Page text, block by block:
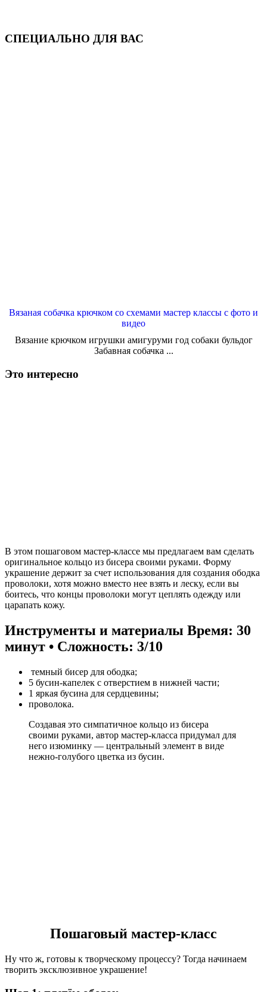
СПЕЦИАЛЬНО ДЛЯ ВАС
Вязаная собачка крючком со схемами мастер классы с фото и
видео
Вязание крючком игрушки амигуруми год собаки бульдог
Забавная собачка ...
Это интересно
В этом пошаговом мастер-классе мы предлагаем вам сделать
оригинальное кольцо из бисера своими руками. Форму
украшение держит за счет использования для создания ободка
проволоки, хотя можно вместо нее взять и леску, если вы
боитесь, что концы проволоки могут цеплять одежду или
царапать кожу.
Инструменты и материалы Время: 30
минут • Сложность: 3/10
темный бисер для ободка;
5 бусин-капелек с отверстием в нижней части;
1 яркая бусина для сердцевины;
проволока.
Создавая это симпатичное кольцо из бисера
своими руками, автор мастер-класса придумал для
него изюминку — центральный элемент в виде
нежно-голубого цветка из бусин.
Пошаговый мастер-класс
Ну что ж, готовы к творческому процессу? Тогда начинаем
творить эксклюзивное украшение!